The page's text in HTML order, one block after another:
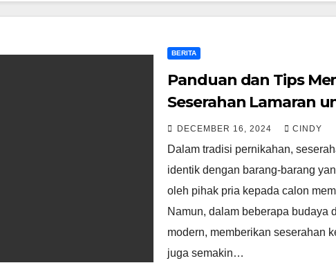
BERITA
Panduan dan Tips
Seserahan Lamaran
DECEMBER 16, 2024 CINDY
Dalam tradisi pernikahan,
identik dengan barang-barang
oleh pihak pria kepada calon
Namun, dalam beberapa budaya
modern, memberikan seserahan
juga semakin…